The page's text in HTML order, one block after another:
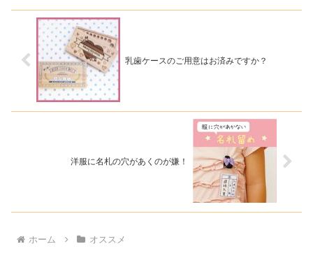
乳歯ケースのご用意はお済みですか？
洋服に名札の穴があくのが嫌！
ホーム オススメ